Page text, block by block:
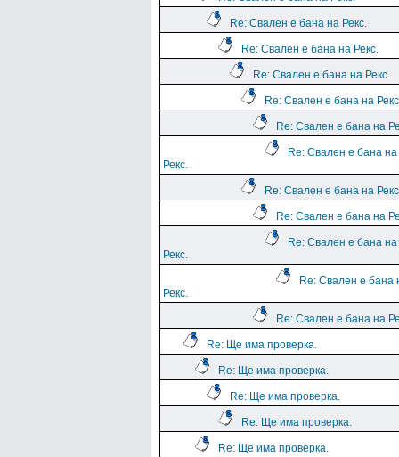
Re: Свален е бана на Рекс.
Re: Свален е бана на Рекс.
Re: Свален е бана на Рекс.
Re: Свален е бана на
Re: Свален е бана на
Re: Свален е бана на
Рекс.
Re: Свален е бана на
Re: Свален е бана на
Re: Свален е бана на
Рекс.
Re: Свален е бана
Рекс.
Re: Свален е бана на
Re: Ще има проверка.
Re: Ще има проверка.
Re: Ще има проверка.
Re: Ще има проверка.
Re: Ще има проверка.